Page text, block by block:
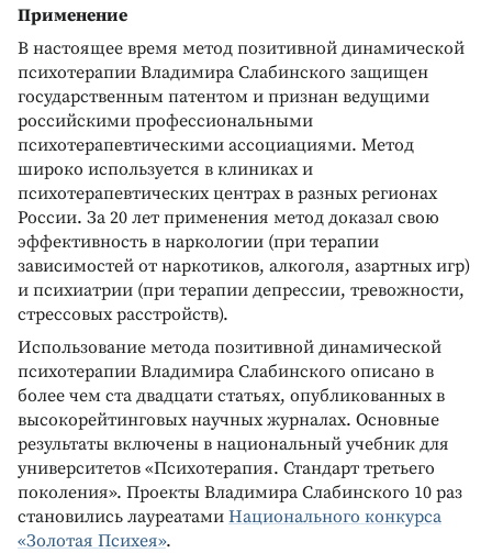
Применение
В настоящее время метод позитивной динамической
психотерапии Владимира Слабинского защищен
государственным патентом и признан ведущими
российскими профессиональными
психотерапевтическими ассоциациями. Метод
широко используется в клиниках и
психотерапевтических центрах в разных регионах
России. За 20 лет применения метод доказал свою
эффективность в наркологии (при терапии
зависимостей от наркотиков, алкоголя, азартных игр)
и психиатрии (при терапии депрессии, тревожности,
стрессовых расстройств).
Использование метода позитивной динамической
психотерапии Владимира Слабинского описано в
более чем ста двадцати статьях, опубликованных в
высокорейтинговых научных журналах. Основные
результаты включены в национальный учебник для
университетов «Психотерапия. Стандарт третьего
поколения». Проекты Владимира Слабинского 10 раз
становились лауреатами Национального конкурса
«Золотая Психея».